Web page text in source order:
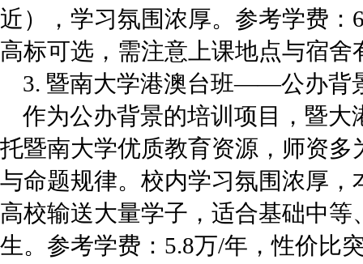
近），学习氛围浓厚。参考学费
高标可选，需注意上课地点与宿舍
3. 暨南大学港澳台班——公办背
作为公办背景的培训项目，暨大
托暨南大学优质教育资源，师资
与命题规律。校内学习氛围浓厚，
高校输送大量学子，适合基础中
生。参考学费：5.8万/年，性价比